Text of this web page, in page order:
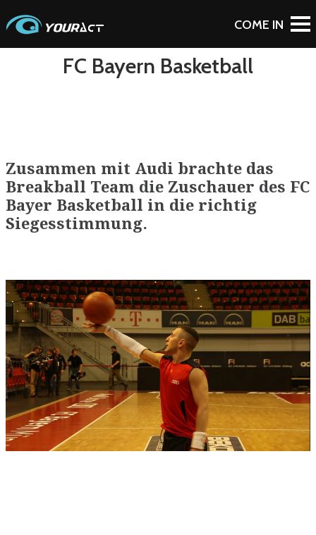
To Blog
FC Bayern Basketball
Zusammen mit Audi brachte das
Breakball Team die Zuschauer des FC
Bayer Basketball in die richtig
Siegesstimmung.